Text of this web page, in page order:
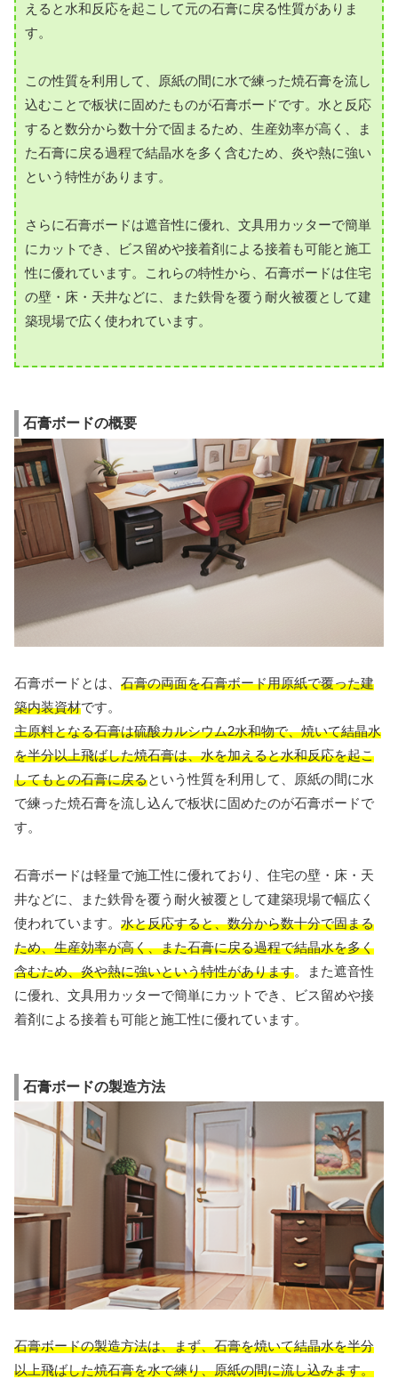
えると水和反応を起こして元の石膏に戻る性質がありま
す。
この性質を利用して、原紙の間に水で練った焼石膏を流し
込むことで板状に固めたものが石膏ボードです。水と反応
すると数分から数十分で固まるため、生産効率が高く、ま
た石膏に戻る過程で結晶水を多く含むため、炎や熱に強い
という特性があります。
さらに石膏ボードは遮音性に優れ、文具用カッターで簡単
にカットでき、ビス留めや接着剤による接着も可能と施工
性に優れています。これらの特性から、石膏ボードは住宅
の壁・床・天井などに、また鉄骨を覆う耐火被覆として建
築現場で広く使われています。
石膏ボードの概要
石膏ボードとは、 石膏の両面を石膏ボード用原紙で覆った建
築内装資材です。
主原料となる石膏は硫酸カルシウム2水和物で、焼いて結晶水
を半分以上飛ばした焼石膏は、水を加えると水和反応を起こ
してもとの石膏に戻るという性質を利用して、原紙の間に水
で練った焼石膏を流し込んで板状に固めたのが石膏ボードで
す。
石膏ボードは軽量で施工性に優れており、住宅の壁・床・天
井などに、また鉄骨を覆う耐火被覆として建築現場で幅広く
使われています。 水と反応すると、数分から数十分で固まる
ため、生産効率が高く、また石膏に戻る過程で結晶水を多く
含むため、炎や熱に強いという特性があります。また遮音性
に優れ、文具用カッターで簡単にカットでき、ビス留めや接
着剤による接着も可能と施工性に優れています。
石膏ボードの製造方法
石膏ボードの製造方法は、まず、石膏を焼いて結晶水を半分
以上飛ばした焼石膏を水で練り、原紙の間に流し込みます。